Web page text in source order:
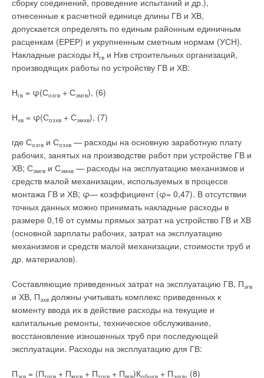
сборку соединений, проведение испытаний и др.),
отнесенные к расчетной единице длины ГВ и ХВ,
допускается определять по единым районным единичным
расценкам (ЕРЕР) и укрупненным сметным нормам (УСН).
Накладные расходы Нгв и Нхв строительных организаций,
производящих работы по устройству ГВ и ХВ:
Нгв = φ(Созгв + Сэмгв), (6)
Нхв = φ(Созхв + Сэмхв), (7)
где Созгв и Созхв — расходы на основную заработную плату
рабочих, занятых на производстве работ при устройстве ГВ и
ХВ; Сэмгв и Сэмхв — расходы на эксплуатацию механизмов и
средств малой механизации, используемых в процессе
монтажа ГВ и ХВ; φ— коэффициент (φ= 0,47). В отсутствии
точных данных можно принимать накладные расходы в
размере 0,16 от суммы прямых затрат на устройство ГВ и ХВ
(основной зарплаты рабочих, затрат на эксплуатацию
механизмов и средств малой механизации, стоимости труб и
др. материалов).
Составляющие приведенных затрат на эксплуатацию ГВ, Пэгв
и ХВ, Пэхв должны учитывать комплекс приведенных к
моменту ввода их в действие расходы на текущие и
капитальные ремонты, техническое обслуживание,
восстановление изношенных труб при последующей
эксплуатации. Расходы на эксплуатацию для ГВ:
Пэгв = (Птргв + Пкргв + Птогв + Пвгв)Кобщгв + Пэлгв, (8)
Ваш E-mail *
Текст комментария